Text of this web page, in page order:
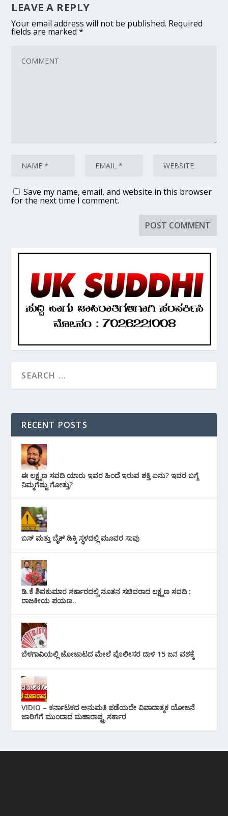
LEAVE A REPLY
Your email address will not be published. Required
fields are marked*
Save my name, email, and website in this browser
for the next time I comment.
RECENT POSTS
ಈ ಲಕ್ಷ್ಮಣ ಸವದಿ ಯಾರು ಇವರ ಹಿಂದೆ ಇರುವ ಶಕ್ತಿ ಏನು? ಇವರ ಬಗ್ಗೆ
ನಿಮ್ಮಗೆಷ್ಟು ಗೋತ್ತು?
ಬಸ್ ಮತ್ತು ಬೈಕ್ ಡಿಕ್ಕಿ ಸ್ಥಳದಲ್ಲಿ ಮೂವರ ಸಾವು
ಡಿ.ಕೆ ಶಿವಕುಮಾರ ಸರ್ಕಾರದಲ್ಲಿ ನೂತನ ಸಚಿವರಾದ ಲಕ್ಷ್ಮಣ ಸವದಿ :
ರಾಜಕೀಯ ಪಯಣ..
ಬೆಳಗಾವಿಯಲ್ಲಿ ಜೋಜಾಟದ ಮೇಲೆ ಪೊಲೀಸರ ದಾಳಿ 15 ಜನ ವಶಕ್ಕೆ
VIDIO – ಕರ್ನಾಟಕದ ಅನುಮತಿ ಪಡೆಯದೇ ವಿವಾದಾತ್ಮಕ ಯೋಜನೆ
ಜಾರಿಗೆಗೆ ಮುಂದಾದ ಮಹಾರಾಷ್ಟ್ರ ಸರ್ಕಾರ